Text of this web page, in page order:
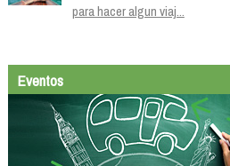
para hacer algun viaj...
Eventos